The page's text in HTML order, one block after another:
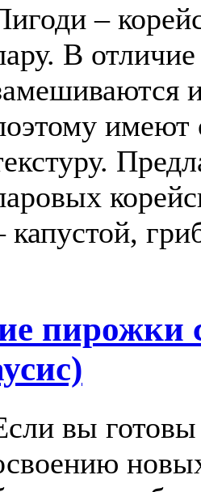
–
В
капустой,
пирожки
вы